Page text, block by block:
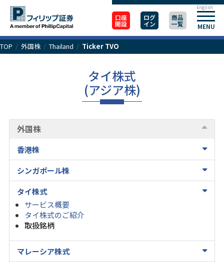
口座
開設
ログ
イン
商品
一覧 MENU
English
TOP / 外国株/ Thailand / Ticker TVO
タイ株式
(アジア株)
外国株
香港株
シンガポール株
タイ株式
サービス概要
タイ株式のご紹介
取扱銘柄
マレーシア株式